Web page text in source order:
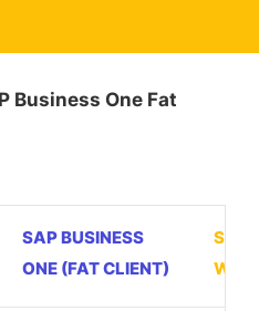
Business One Fat
SAP BUSINESS
ONE (FAT CLIENT)
SAP